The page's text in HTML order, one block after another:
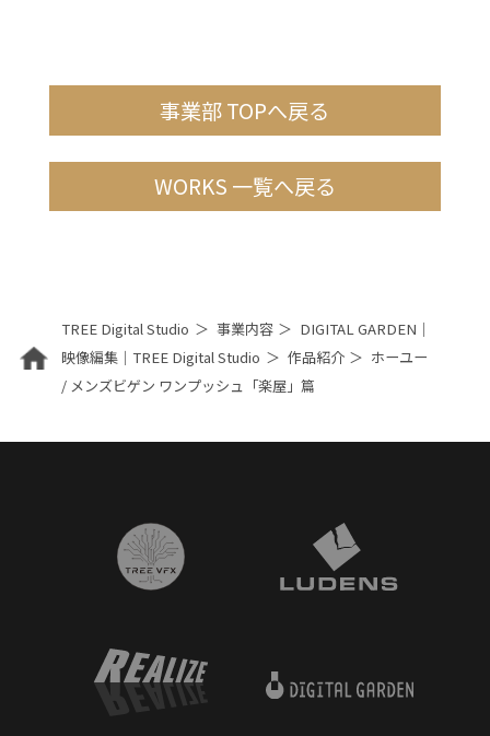
事業部 TOPへ戻る
WORKS 一覧へ戻る
TREE Digital Studio 事業内容
DIGITAL GARDEN｜
映像編集｜TREE Digital Studio
作品紹介
ホーユー
/ メンズビゲン ワンプッシュ「楽屋」篇